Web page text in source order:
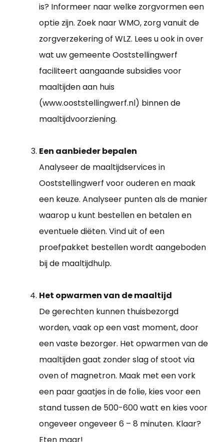
is? Informeer naar welke zorgvormen een
optie zijn. Zoek naar WMO, zorg vanuit de
zorgverzekering of WLZ. Lees u ook in over
wat uw gemeente Ooststellingwerf
faciliteert aangaande subsidies voor
maaltijden aan huis
(www.ooststellingwerf.nl) binnen de
maaltijdvoorziening.
Een aanbieder bepalen
Analyseer de maaltijdservices in
Ooststellingwerf voor ouderen en maak
een keuze. Analyseer punten als de manier
waarop u kunt bestellen en betalen en
eventuele diëten. Vind uit of een
proefpakket bestellen wordt aangeboden
bij de maaltijdhulp.
Het opwarmen van de maaltijd
De gerechten kunnen thuisbezorgd
worden, vaak op een vast moment, door
een vaste bezorger. Het opwarmen van de
maaltijden gaat zonder slag of stoot via
oven of magnetron. Maak met een vork
een paar gaatjes in de folie, kies voor een
stand tussen de 500-600 watt en kies voor
ongeveer ongeveer 6 – 8 minuten. Klaar?
Eten maar!